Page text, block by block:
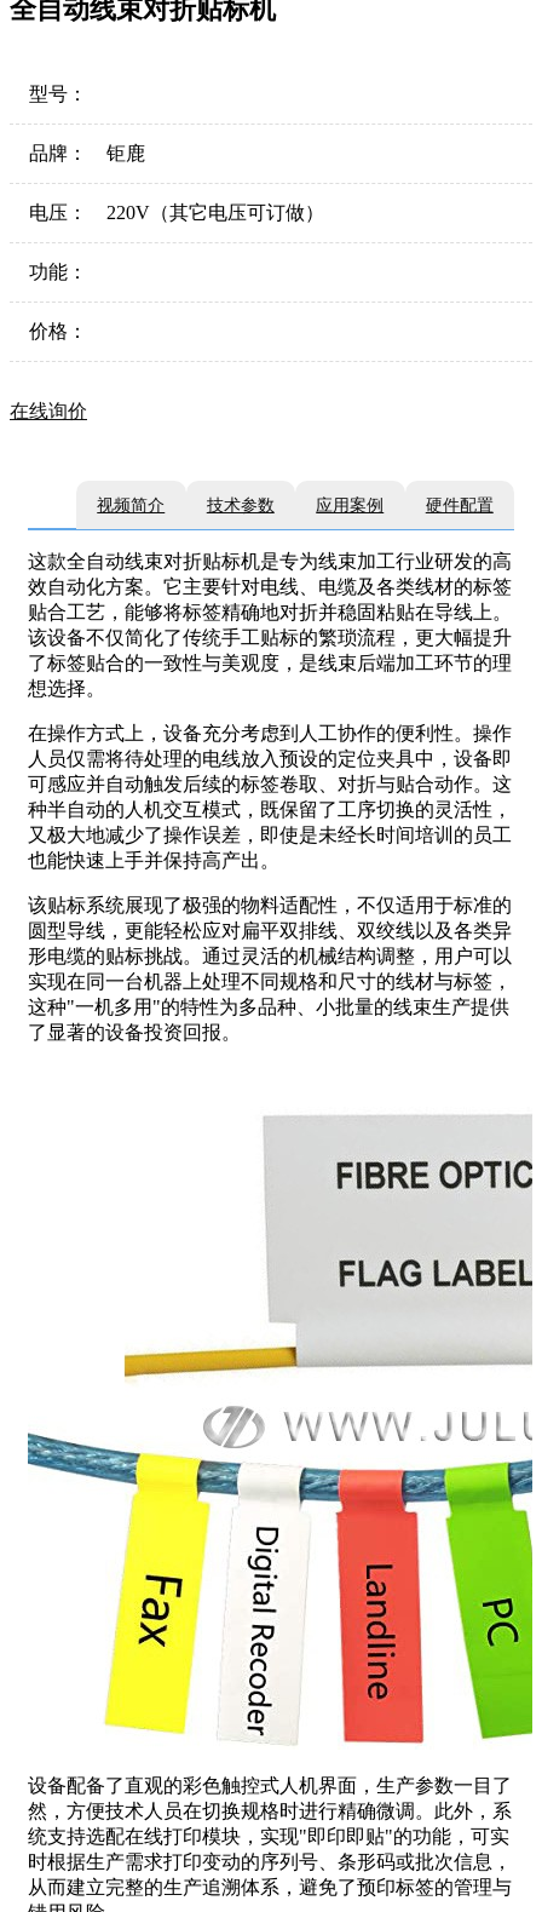
全自动线束对折贴标机
型号：
品牌： 钜鹿
电压： 220V（其它电压可订做）
功能：
价格：
在线询价
视频简介 技术参数 应用案例 硬件配置
这款全自动线束对折贴标机是专为线束加工行业研发的高
效自动化方案。它主要针对电线、电缆及各类线材的标签
贴合工艺，能够将标签精确地对折并稳固粘贴在导线上。
该设备不仅简化了传统手工贴标的繁琐流程，更大幅提升
了标签贴合的一致性与美观度，是线束后端加工环节的理
想选择。
在操作方式上，设备充分考虑到人工协作的便利性。操作
人员仅需将待处理的电线放入预设的定位夹具中，设备即
可感应并自动触发后续的标签卷取、对折与贴合动作。这
种半自动的人机交互模式，既保留了工序切换的灵活性，
又极大地减少了操作误差，即使是未经长时间培训的员工
也能快速上手并保持高产出。
该贴标系统展现了极强的物料适配性，不仅适用于标准的
圆型导线，更能轻松应对扁平双排线、双绞线以及各类异
形电缆的贴标挑战。通过灵活的机械结构调整，用户可以
实现在同一台机器上处理不同规格和尺寸的线材与标签，
这种"一机多用"的特性为多品种、小批量的线束生产提供
了显著的设备投资回报。
设备配备了直观的彩色触控式人机界面，生产参数一目了
然，方便技术人员在切换规格时进行精确微调。此外，系
统支持选配在线打印模块，实现"即印即贴"的功能，可实
时根据生产需求打印变动的序列号、条形码或批次信息，
从而建立完整的生产追溯体系，避免了预印标签的管理与